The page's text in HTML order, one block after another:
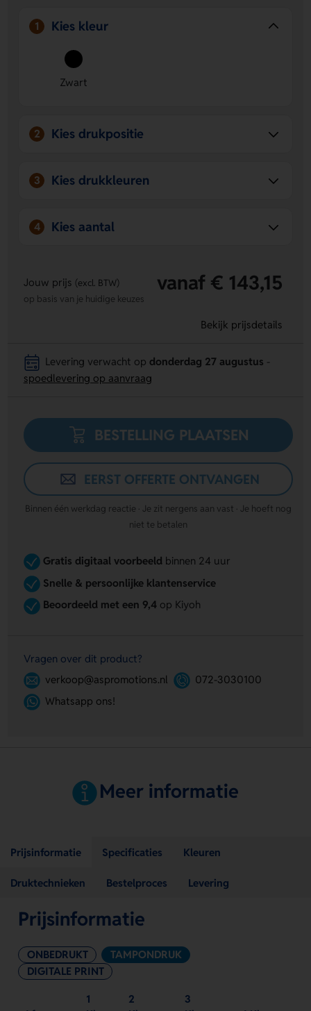
in boxje Toolbox
Handige 24-delige set
de hand voor precisiewerk.
Ruimte voor personalisatie
kun je eenvoudig een logo, naam of eigen ontwerp
met druk-openingssysteem houdt alles netjes en snel
toegankelijk.
1 Kies kleur
Zwart
2 Kies drukpositie
3 Kies drukkleuren
4 Kies aantal
Jouw prijs (excl. BTW) vanaf € 143,15
op basis van je huidige keuzes
Bekijk prijsdetails
Levering verwacht op donderdag 27 augustus
spoedlevering op aanvraag
BESTELLING PLAATSEN
EERST OFFERTE ONTVANGEN
Binnen één werkdag reactie · Je zit nergens aan vast · Je hoeft nog
niet te betalen
Gratis digitaal voorbeeld binnen 24 uur
Snelle & persoonlijke klantenservice
Beoordeeld met een 9,4op Kiyoh
Vragen over dit product?
verkoop@aspromotions.nl
072-3030100
Whatsapp ons!
Meer informatie
Prijsinformatie Specificaties Kleuren
Druktechnieken Bestelproces Levering
Prijsinformatie
ONBEDRUKT
TAMPONDRUK
DIGITALE PRINT
1
2
3